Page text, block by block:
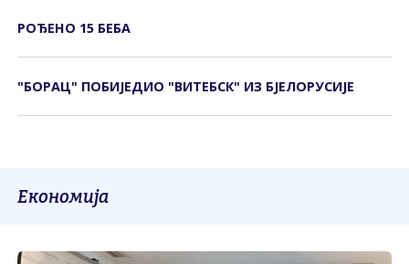
РОЂЕНО 15 БЕБА
"БОРАЦ" ПОБИЈЕДИО "ВИТЕБСК" ИЗ БЈЕЛОРУСИЈЕ
Економија